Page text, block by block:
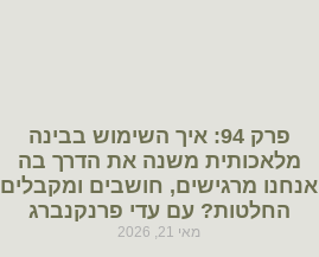
פרק 94: איך השימוש בבינה
מלאכותית משנה את הדרך בה
אנחנו מרגישים, חושבים ומקבלים
החלטות? עם עדי פרנקנברג
מאי 21, 2026